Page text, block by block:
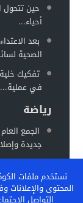
حين
أحياء...
بعد
الصحية
تفكيك خلية
في عملية...
رياضة
الجمع
جديدة
جديد خلال...
الفيفا
نستخدم ملفات
المحتوى والإعلانات
التواصل